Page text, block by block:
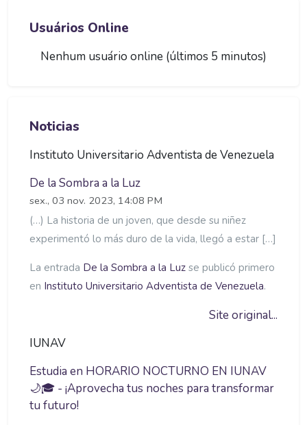
Usuários Online
Nenhum usuário online (últimos 5 minutos)
Noticias
Instituto Universitario Adventista de Venezuela
De la Sombra a la Luz
sex., 03 nov. 2023, 14:08 PM
(…) La historia de un joven, que desde su niñez
experimentó lo más duro de la vida, llegó a estar […]
La entrada De la Sombra a la Luz se publicó primero
en Instituto Universitario Adventista de Venezuela.
Site original...
IUNAV
Estudia en HORARIO NOCTURNO EN IUNAV
🌙🎓 - ¡Aprovecha tus noches para transformar
tu futuro!